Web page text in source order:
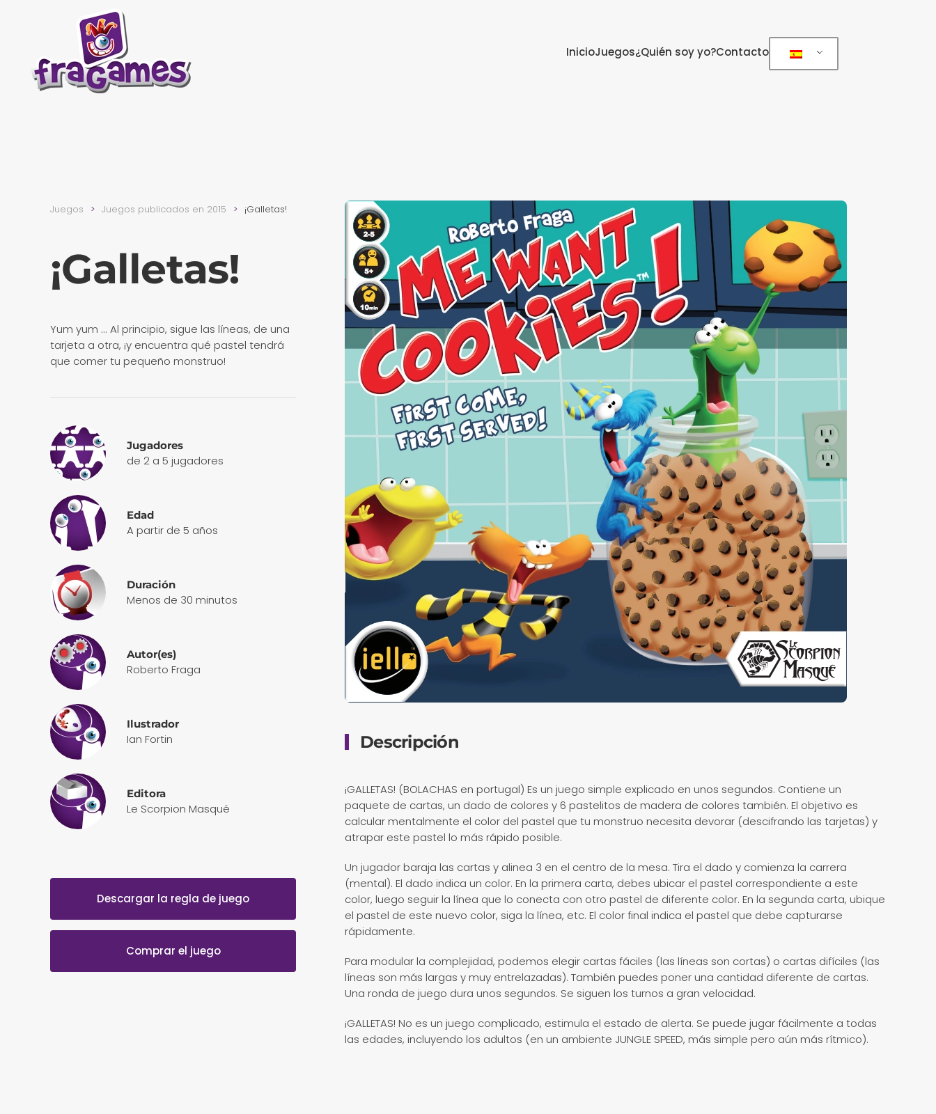
Skip to main content
InicioJuegos¿Quién soy yo?Contacto
Juegos Juegos publicados en 2015 ¡Galletas!
¡Galletas!
Yum yum ... Al principio, sigue las líneas, de una
tarjeta a otra, ¡y encuentra qué pastel tendrá
que comer tu pequeño monstruo!
Jugadores
de 2 a 5 jugadores
Edad
A partir de 5 años
Duración
Menos de 30 minutos
Autor(es)
Roberto Fraga
Ilustrador
Ian Fortin
Editora
Le Scorpion Masqué
Descargar la regla de juego
Comprar el juego
Descripción
¡GALLETAS! (BOLACHAS en portugal) Es un juego simple explicado en unos segundos. Contiene un
paquete de cartas, un dado de colores y 6 pastelitos de madera de colores también. El objetivo es
calcular mentalmente el color del pastel que tu monstruo necesita devorar (descifrando las tarjetas) y
atrapar este pastel lo más rápido posible.
Un jugador baraja las cartas y alinea 3 en el centro de la mesa. Tira el dado y comienza la carrera
(mental). El dado indica un color. En la primera carta, debes ubicar el pastel correspondiente a este
color, luego seguir la línea que lo conecta con otro pastel de diferente color. En la segunda carta, ubique
el pastel de este nuevo color, siga la línea, etc. El color final indica el pastel que debe capturarse
rápidamente.
Para modular la complejidad, podemos elegir cartas fáciles (las líneas son cortas) o cartas difíciles (las
líneas son más largas y muy entrelazadas). También puedes poner una cantidad diferente de cartas.
Una ronda de juego dura unos segundos. Se siguen los turnos a gran velocidad.
¡GALLETAS! No es un juego complicado, estimula el estado de alerta. Se puede jugar fácilmente a todas
las edades, incluyendo los adultos (en un ambiente JUNGLE SPEED, más simple pero aún más rítmico).